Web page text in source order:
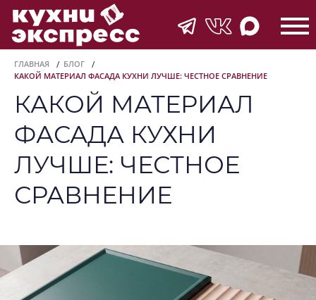
ГЛАВНАЯ
БЛОГ
КАКОЙ МАТЕРИАЛ ФАСАДА КУХНИ ЛУЧШЕ: ЧЕСТНОЕ СРАВНЕНИЕ
КАКОЙ МАТЕРИАЛ
ФАСАДА КУХНИ
ЛУЧШЕ: ЧЕСТНОЕ
СРАВНЕНИЕ